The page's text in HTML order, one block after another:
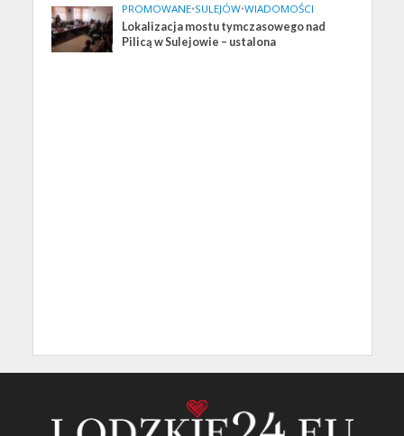
PROMOWANE•SULEJÓW•WIADOMOŚCI
Lokalizacja mostu tymczasowego nad
Pilicą w Sulejowie – ustalona